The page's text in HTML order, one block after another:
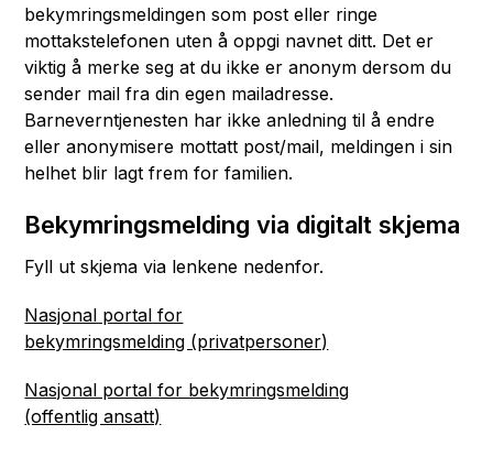
bekymringsmeldingen som post eller ringe
mottakstelefonen uten å oppgi navnet ditt. Det er
viktig å merke seg at du ikke er anonym dersom du
sender mail fra din egen mailadresse.
Barneverntjenesten har ikke anledning til å endre
eller anonymisere mottatt post/mail, meldingen i sin
helhet blir lagt frem for familien.
Bekymringsmelding via digitalt skjema
Fyll ut skjema via lenkene nedenfor.
Nasjonal portal for
bekymringsmelding (privatpersoner)
Nasjonal portal for bekymringsmelding
(offentlig ansatt)